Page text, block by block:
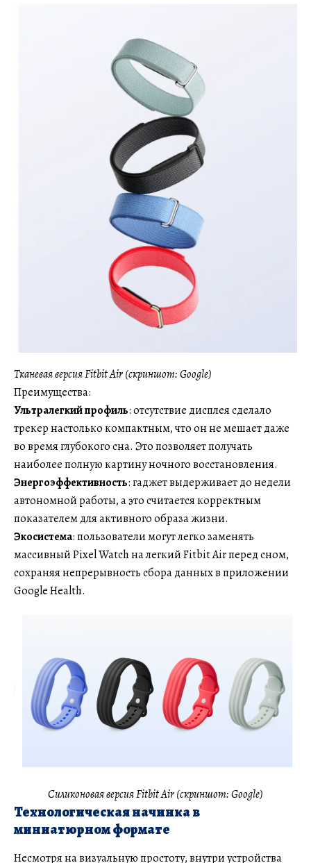
Тканевая версия Fitbit Air (скриншот: Google)
Преимущества:
Ультралегкий профиль: отсутствие дисплея сделало
трекер настолько компактным, что он не мешает даже
во время глубокого сна. Это позволяет получать
наиболее полную картину ночного восстановления.
Энергоэффективность: гаджет выдерживает до недели
автономной работы, а это считается корректным
показателем для активного образа жизни.
Экосистема: пользователи могут легко заменять
массивный Pixel Watch на легкий Fitbit Air перед сном,
сохраняя непрерывность сбора данных в приложении
Google Health.
Силиконовая версия Fitbit Air (скриншот: Google)
Технологическая начинка в
миниатюрном формате
Несмотря на визуальную простоту, внутри устройства